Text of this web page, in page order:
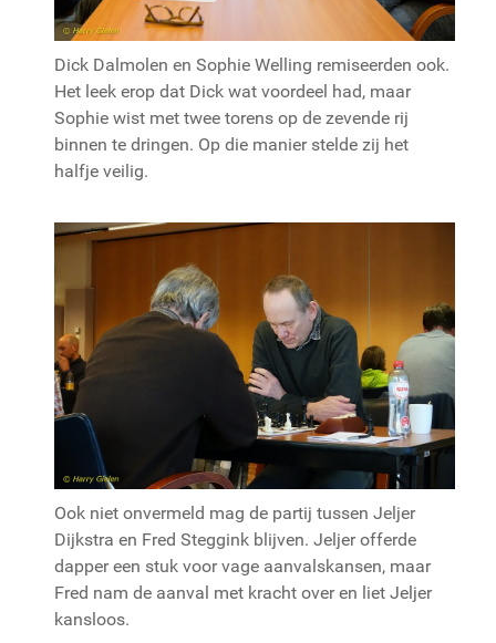
Dick Dalmolen en Sophie Welling remiseerden ook.
Het leek erop dat Dick wat voordeel had, maar
Sophie wist met twee torens op de zevende rij
binnen te dringen. Op die manier stelde zij het
halfje veilig.
Ook niet onvermeld mag de partij tussen Jeljer
Dijkstra en Fred Steggink blijven. Jeljer offerde
dapper een stuk voor vage aanvalskansen, maar
Fred nam de aanval met kracht over en liet Jeljer
kansloos.